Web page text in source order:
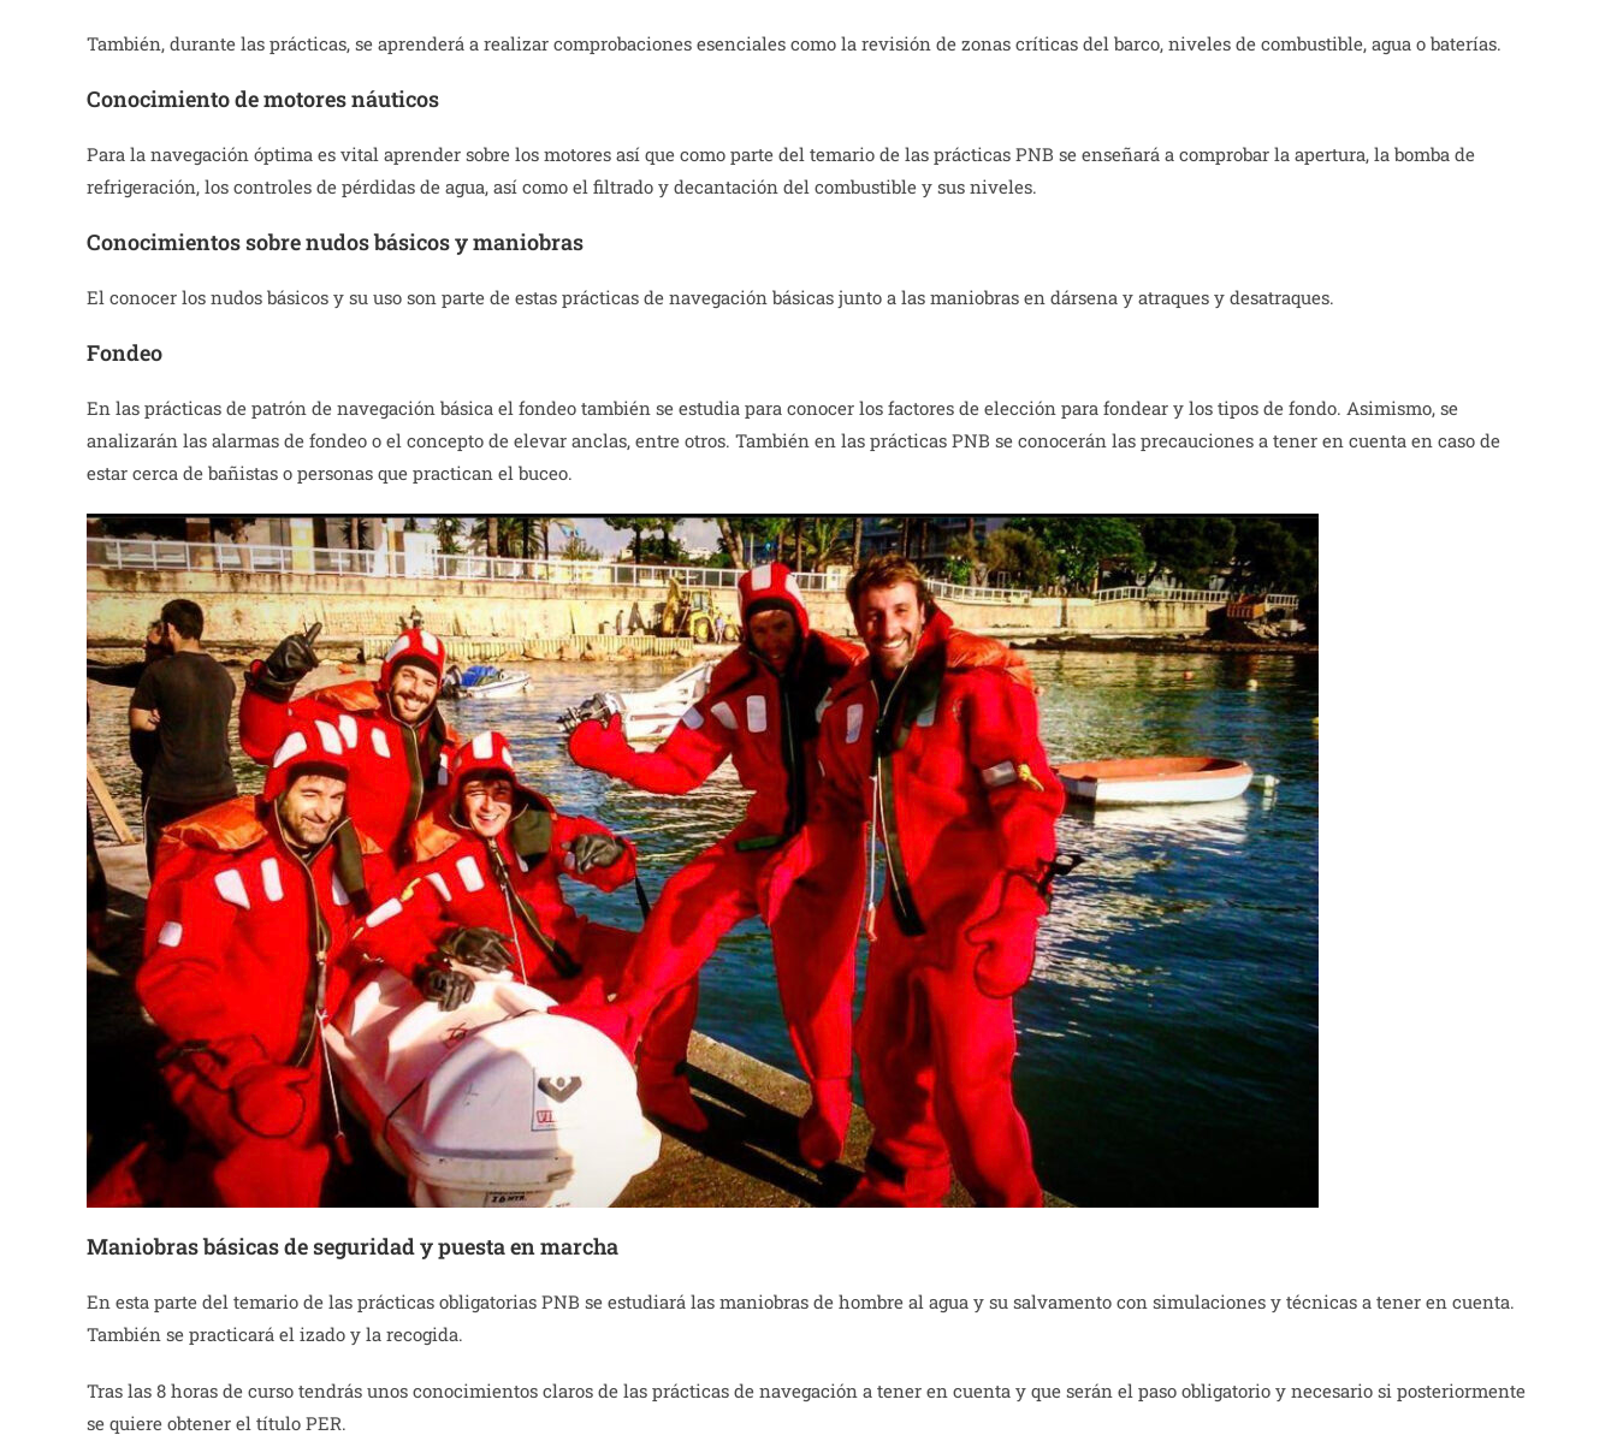
También, durante las prácticas, se aprenderá a realizar comprobaciones esenciales como la revisión de zonas críticas del barco, niveles de combustible, agua o baterías.
Conocimiento de motores náuticos
Para la navegación óptima es vital aprender sobre los motores así que como parte del temario de las prácticas PNB se enseñará a comprobar la apertura, la bomba de
refrigeración, los controles de pérdidas de agua, así como el filtrado y decantación del combustible y sus niveles.
Conocimientos sobre nudos básicos y maniobras
El conocer los nudos básicos y su uso son parte de estas prácticas de navegación básicas junto a las maniobras en dársena y atraques y desatraques.
Fondeo
En las prácticas de patrón de navegación básica el fondeo también se estudia para conocer los factores de elección para fondear y los tipos de fondo. Asimismo, se
analizarán las alarmas de fondeo o el concepto de elevar anclas, entre otros. También en las prácticas PNB se conocerán las precauciones a tener en cuenta en caso de
estar cerca de bañistas o personas que practican el buceo.
Maniobras básicas de seguridad y puesta en marcha
En esta parte del temario de las prácticas obligatorias PNB se estudiará las maniobras de hombre al agua y su salvamento con simulaciones y técnicas a tener en cuenta.
También se practicará el izado y la recogida.
Tras las 8 horas de curso tendrás unos conocimientos claros de las prácticas de navegación a tener en cuenta y que serán el paso obligatorio y necesario si posteriormente
se quiere obtener el título PER.